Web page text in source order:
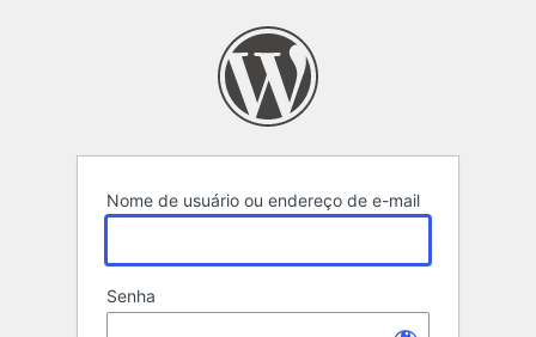
Nome de usuário ou endereço de e-mail
Senha